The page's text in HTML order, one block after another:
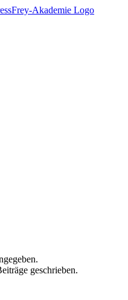
geschrieben.